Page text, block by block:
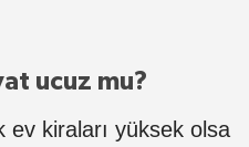
ucuz mu?
ev kiraları yüksek olsa